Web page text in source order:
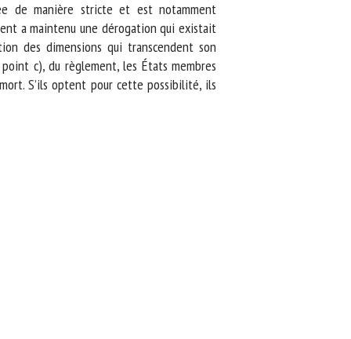
de manière stricte et est notamment
a maintenu une dérogation qui existait
des dimensions qui transcendent son
c), du règlement, les États membres
S’ils optent pour cette possibilité, ils